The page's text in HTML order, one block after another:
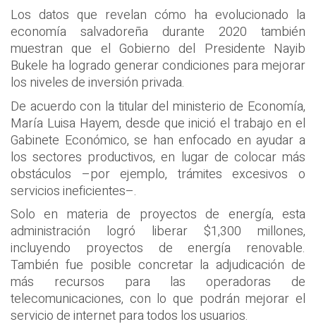
Los datos que revelan cómo ha evolucionado la
economía salvadoreña durante 2020 también
muestran que el Gobierno del Presidente Nayib
Bukele ha logrado generar condiciones para mejorar
los niveles de inversión privada.
De acuerdo con la titular del ministerio de Economía,
María Luisa Hayem, desde que inició el trabajo en el
Gabinete Económico, se han enfocado en ayudar a
los sectores productivos, en lugar de colocar más
obstáculos –por ejemplo, trámites excesivos o
servicios ineficientes–.
Solo en materia de proyectos de energía, esta
administración logró liberar $1,300 millones,
incluyendo proyectos de energía renovable.
También fue posible concretar la adjudicación de
más recursos para las operadoras de
telecomunicaciones, con lo que podrán mejorar el
servicio de internet para todos los usuarios.